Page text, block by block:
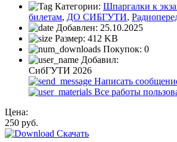
Категории: Шпаргалки к
билетам, ДО СИБГУТИ,
Добавлен: 25.10.2025
Размер: 412 KB
Покупок: 0
Добавил:
СибГУТИ 2026
Написать
Все работы
Цена:
250 руб.
Скачать